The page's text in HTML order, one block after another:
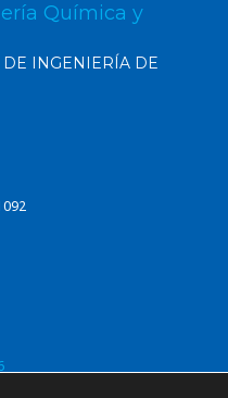
Química y
DE INGENIERÍA DE